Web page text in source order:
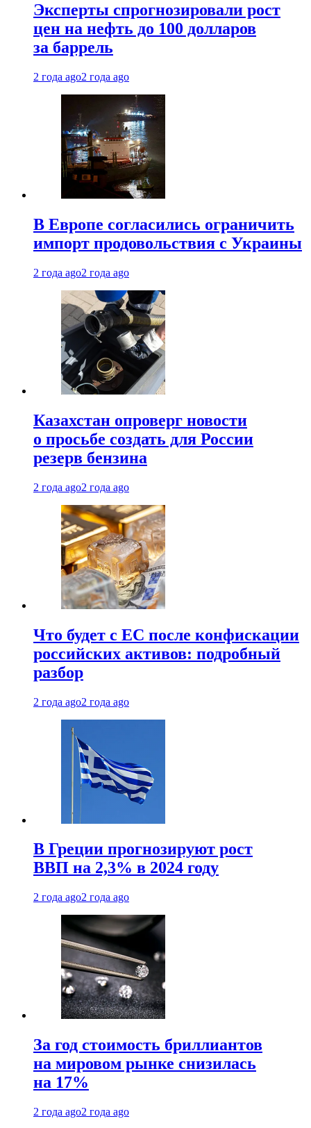
Эксперты спрогнозировали рост
цен на нефть до 100 долларов
за баррель
2 года ago2 года ago
В Европе согласились ограничить
импорт продовольствия с Украины
2 года ago2 года ago
Казахстан опроверг новости
о просьбе создать для России
резерв бензина
2 года ago2 года ago
Что будет с ЕС после конфискации
российских активов: подробный
разбор
2 года ago2 года ago
В Греции прогнозируют рост
ВВП на 2,3% в 2024 году
2 года ago2 года ago
За год стоимость бриллиантов
на мировом рынке снизилась
на 17%
2 года ago2 года ago